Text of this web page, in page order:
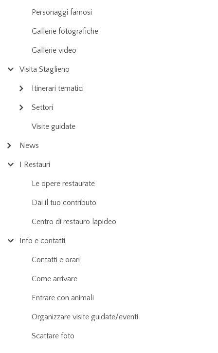
Personaggi famosi
Gallerie fotografiche
Gallerie video
Visita Staglieno
Itinerari tematici
Settori
Visite guidate
News
I Restauri
Le opere restaurate
Dai il tuo contributo
Centro di restauro lapideo
Info e contatti
Contatti e orari
Come arrivare
Entrare con animali
Organizzare visite guidate/eventi
Scattare foto